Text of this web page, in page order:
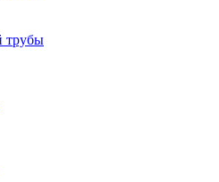
трубы